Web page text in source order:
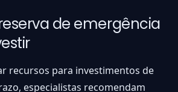
de emergência
recursos para investimentos de
especialistas recomendam